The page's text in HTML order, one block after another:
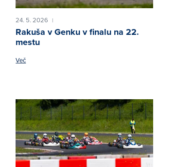
24. 5. 2026 |
Rakuša v Genku v finalu na 22.
mestu
Več